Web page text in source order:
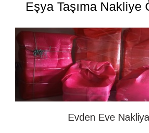
Eşya Taşıma Nakliye
Evden Eve